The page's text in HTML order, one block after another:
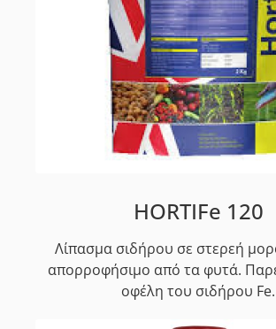
HORTIFe 120
Λίπασμα σιδήρου σε στερεή
απορροφήσιμο από τα φυτά.
οφέλη του σιδήρου Fe.